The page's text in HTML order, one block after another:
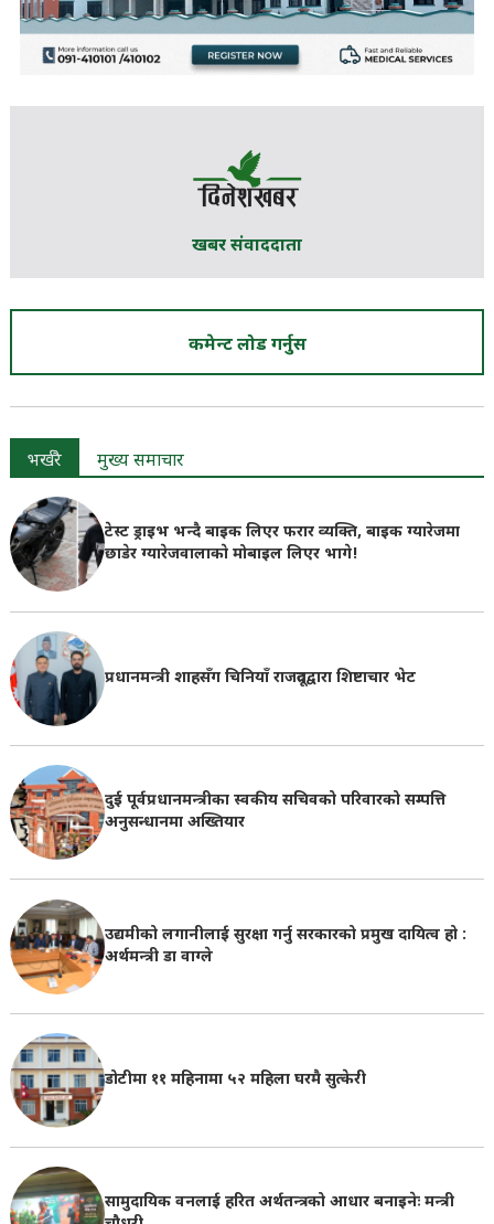
खबर संवाददाता
कमेन्ट लोड गर्नुस
भर्खरै मुख्य समाचार
टेस्ट ड्राइभ भन्दै बाइक लिएर फरार व्यक्ति, बाइक ग्यारेजमा
छाडेर ग्यारेजवालाकाे मोबाइल लिएर भागे!
प्रधानमन्त्री शाहसँग चिनियाँ राजदूतद्वारा शिष्टाचार भेट
दुई पूर्वप्रधानमन्त्रीका स्वकीय सचिवको परिवारको सम्पत्ति
अनुसन्धानमा अख्तियार
उद्यमीको लगानीलाई सुरक्षा गर्नु सरकारको प्रमुख दायित्व हो :
अर्थमन्त्री डा वाग्ले
डोटीमा ११ महिनामा ५२ महिला घरमै सुत्केरी
सामुदायिक वनलाई हरित अर्थतन्त्रको आधार बनाइनेः मन्त्री